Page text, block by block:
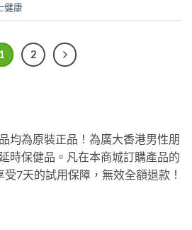
健康
1 2
均為原裝正品！為廣大香港男性朋
時保健品。凡在本商城訂購產品的
7天的試用保障，無效全額退款！